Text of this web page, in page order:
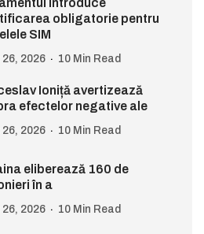
introduce
obligatorie pentru
SIM
2026 10 Min Read
Ioniță avertizează
efectelor negative ale
2026 10 Min Read
eliberează 160 de
în a
2026 10 Min Read